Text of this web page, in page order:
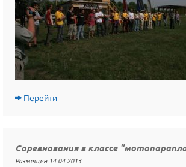
Перейти
Соревнования в классе
Размещён 14.04.2013